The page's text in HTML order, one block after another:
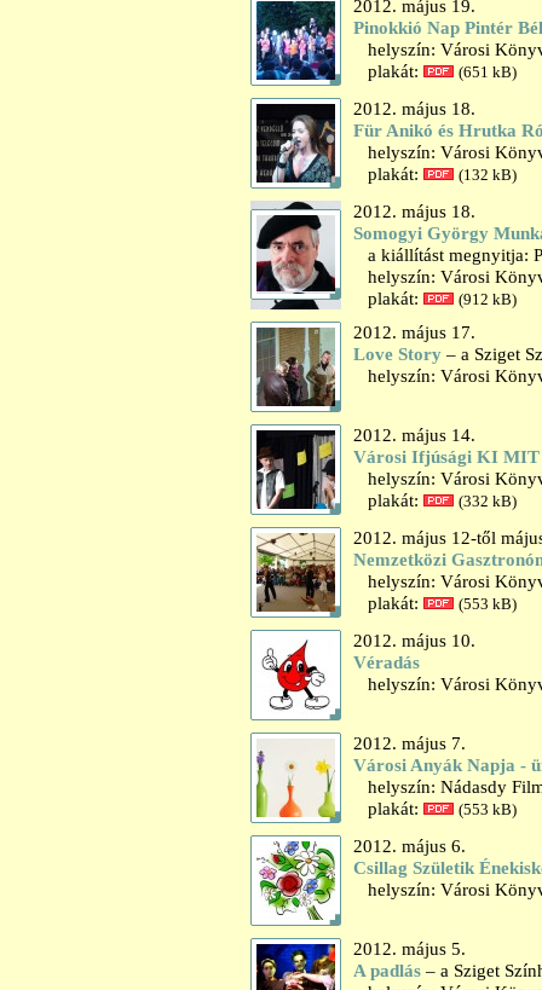
2012. május 19.
Pinokkió Nap Pintér
helyszín: Városi
plakát:
(651 kB)
2012. május 18.
Für Anikó és Hrutka
helyszín: Városi
plakát:
(132 kB)
2012. május 18.
Somogyi György
a kiállítást megnyitja:
helyszín: Városi
plakát:
(912 kB)
2012. május 17.
Love Story – a Sziget
helyszín: Városi
2012. május 14.
Városi Ifjúsági KI MIT
helyszín: Városi
plakát:
(332 kB)
2012. május 12-től
Nemzetközi
helyszín: Városi
plakát:
(553 kB)
2012. május 10.
Véradás
helyszín: Városi
2012. május 7.
Városi Anyák Napja -
helyszín: Nádasdy
plakát:
(553 kB)
2012. május 6.
Csillag Születik
helyszín: Városi
2012. május 5.
A padlás – a Sziget